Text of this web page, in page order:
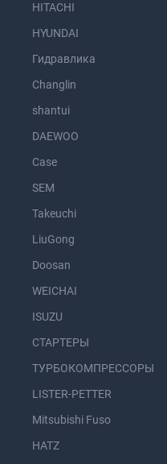
HITACHI
HYUNDAI
Гидравлика
Changlin
shantui
DAEWOO
Case
SEM
Takeuchi
LiuGong
Doosan
WEICHAI
ISUZU
СТАРТЕРЫ
ТУРБОКОМПРЕССОРЫ
LISTER-PETTER
Mitsubishi Fuso
HATZ